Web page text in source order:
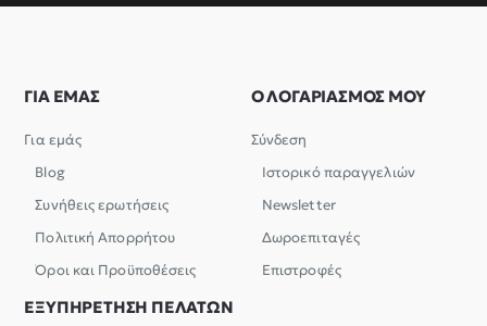
ΓΙΑ ΕΜΑΣ
Για εμάς
Blog
Συνήθεις ερωτήσεις
Πολιτική Απορρήτου
Όροι και Προϋποθέσεις
Ο ΛΟΓΑΡΙΑΣΜΟΣ ΜΟΥ
Σύνδεση
Ιστορικό παραγγελιών
Newsletter
Δωροεπιταγές
Επιστροφές
ΕΞΥΠΗΡΕΤΗΣΗ ΠΕΛΑΤΩΝ